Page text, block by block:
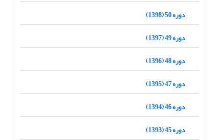
دوره 50 (1398)
دوره 49 (1397)
دوره 48 (1396)
دوره 47 (1395)
دوره 46 (1394)
دوره 45 (1393)